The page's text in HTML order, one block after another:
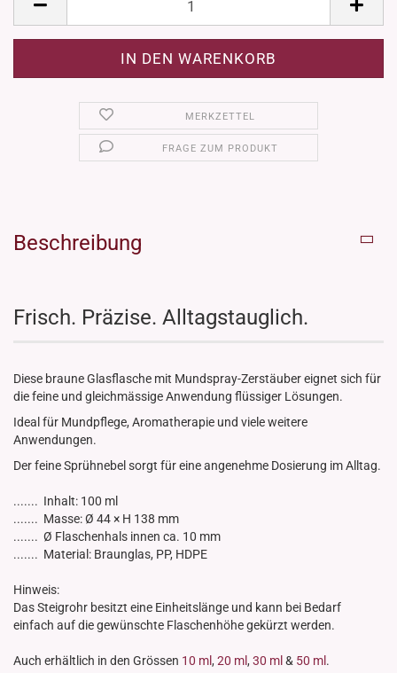
MERKZETTEL
FRAGE ZUM PRODUKT
Beschreibung
Frisch. Präzise. Alltagstauglich.
Diese braune Glasflasche mit Mundspray-Zerstäuber eignet sich für
die feine und gleichmässige Anwendung flüssiger Lösungen.
Ideal für Mundpflege, Aromatherapie und viele weitere
Anwendungen.
Der feine Sprühnebel sorgt für eine angenehme Dosierung im Alltag.
....... Inhalt: 100 ml
....... Masse: Ø 44 × H 138 mm
....... Ø Flaschenhals innen ca. 10 mm
....... Material: Braunglas, PP, HDPE
Hinweis:
Das Steigrohr besitzt eine Einheitslänge und kann bei Bedarf
einfach auf die gewünschte Flaschenhöhe gekürzt werden.
Auch erhältlich in den Grössen 10 ml, 20 ml, 30 ml & 50 ml .